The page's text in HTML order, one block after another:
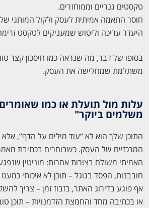
טקסטים גנריים וממוחזרים.
חוסר התאמה אמיתית לעסק ולקול המותגי
היעדר עריכה וליטוש שמעניקים לטקסט
בסופו של דבר, מה שנראה כמו חיסכון קצר
משתלמת שמחלישה את העסק.
עלות מול תועלת או כמו
משלמים ביוקר"
התוכן שלך הוא לא “עוד מילים על הדף”,
המרכזיים של העסק. כשבוחרים בכתיבת
האמיתי משולם בצורות אחרות: מוניטין
חובבנות, הפסד בגוגל – תוכן לא איכותי כמעט
אף פוגע בדירוג האתר, בזבוז זמן – צריך
או בכתיבה מחד והחמצת הזדמנויות – תוכן